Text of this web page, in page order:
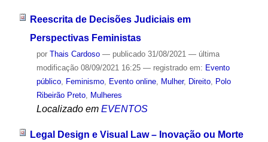
Reescrita de Decisões Judiciais em
Perspectivas Feministas
por Thais Cardoso — publicado31/08/2021 — última
modificação08/09/2021 16:25 — registrado em: Evento
público, Feminismo, Evento online, Mulher, Direito, Polo
Ribeirão Preto, Mulheres
Localizado em EVENTOS
Legal Design e Visual Law – Inovação ou Morte